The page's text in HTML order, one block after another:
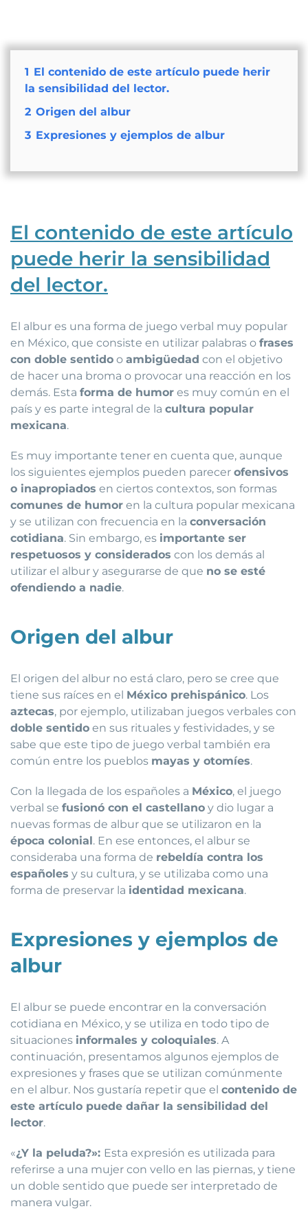
1 El contenido de este artículo puede herir
la sensibilidad del lector.
2 Origen del albur
3 Expresiones y ejemplos de albur
El contenido de este artículo
puede herir la sensibilidad
del lector.
El albur es una forma de juego verbal muy popular
en México, que consiste en utilizar palabras o frases
con doble sentido o ambigüedad con el objetivo
de hacer una broma o provocar una reacción en los
demás. Esta forma de humor es muy común en el
país y es parte integral de la cultura popular
mexicana.
Es muy importante tener en cuenta que, aunque
los siguientes ejemplos pueden parecer ofensivos
o inapropiados en ciertos contextos, son formas
comunes de humor en la cultura popular mexicana
y se utilizan con frecuencia en la conversación
cotidiana. Sin embargo, es importante ser
respetuosos y considerados con los demás al
utilizar el albur y asegurarse de que no se esté
ofendiendo a nadie.
Origen del albur
El origen del albur no está claro, pero se cree que
tiene sus raíces en el México prehispánico. Los
aztecas, por ejemplo, utilizaban juegos verbales con
doble sentido en sus rituales y festividades, y se
sabe que este tipo de juego verbal también era
común entre los pueblos mayas y otomíes.
Con la llegada de los españoles a México, el juego
verbal se fusionó con el castellano y dio lugar a
nuevas formas de albur que se utilizaron en la
época colonial . En ese entonces, el albur se
consideraba una forma de rebeldía contra los
españoles y su cultura, y se utilizaba como una
forma de preservar la identidad mexicana.
Expresiones y ejemplos de
albur
El albur se puede encontrar en la conversación
cotidiana en México, y se utiliza en todo tipo de
situaciones informales y coloquiales. A
continuación, presentamos algunos ejemplos de
expresiones y frases que se utilizan comúnmente
en el albur. Nos gustaría repetir que el contenido de
este artículo puede dañar la sensibilidad del
lector.
«¿Y la peluda?»: Esta expresión es utilizada para
referirse a una mujer con vello en las piernas, y tiene
un doble sentido que puede ser interpretado de
manera vulgar.